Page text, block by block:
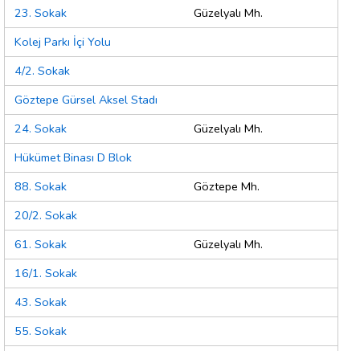
23. Sokak
Güzelyalı Mh.
Kolej Parkı İçi Yolu
4/2. Sokak
Göztepe Gürsel Aksel Stadı
24. Sokak
Güzelyalı Mh.
Hükümet Binası D Blok
88. Sokak
Göztepe Mh.
20/2. Sokak
61. Sokak
Güzelyalı Mh.
16/1. Sokak
43. Sokak
55. Sokak